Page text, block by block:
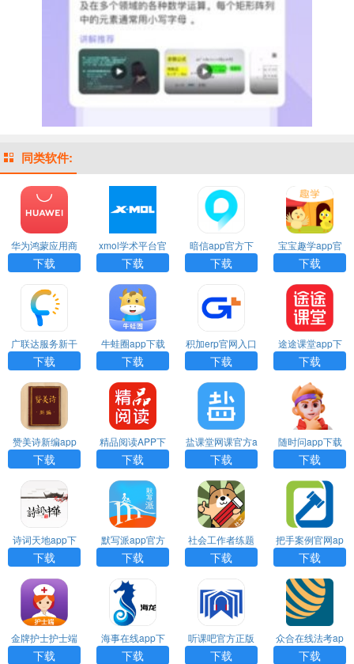
同类软件:
华为鸿蒙应用商
店官方版app下
载
下载
xmol学术平台官
网下载
下载
暗信app官方下
载
下载
宝宝趣学app官
方免费下载
下载
广联达服务新干
线app下载
下载
牛蛙圈app下载
安装
下载
积加erp官网入口
下载手机版
下载
途途课堂app下
载
下载
赞美诗新编app
下载
下载
精品阅读APP下
载
下载
盐课堂网课官方a
pp下载
下载
随时问app下载
免费下载
下载
诗词天地app下
载官方版
下载
默写派app官方
版
下载
社会工作者练题
狗破解版下载
下载
把手案例官网ap
p下载
下载
金牌护士护士端
官网app下载
下载
海事在线app下
载官网
下载
听课吧官方正版
下载
下载
众合在线法考ap
p下载安装
下载